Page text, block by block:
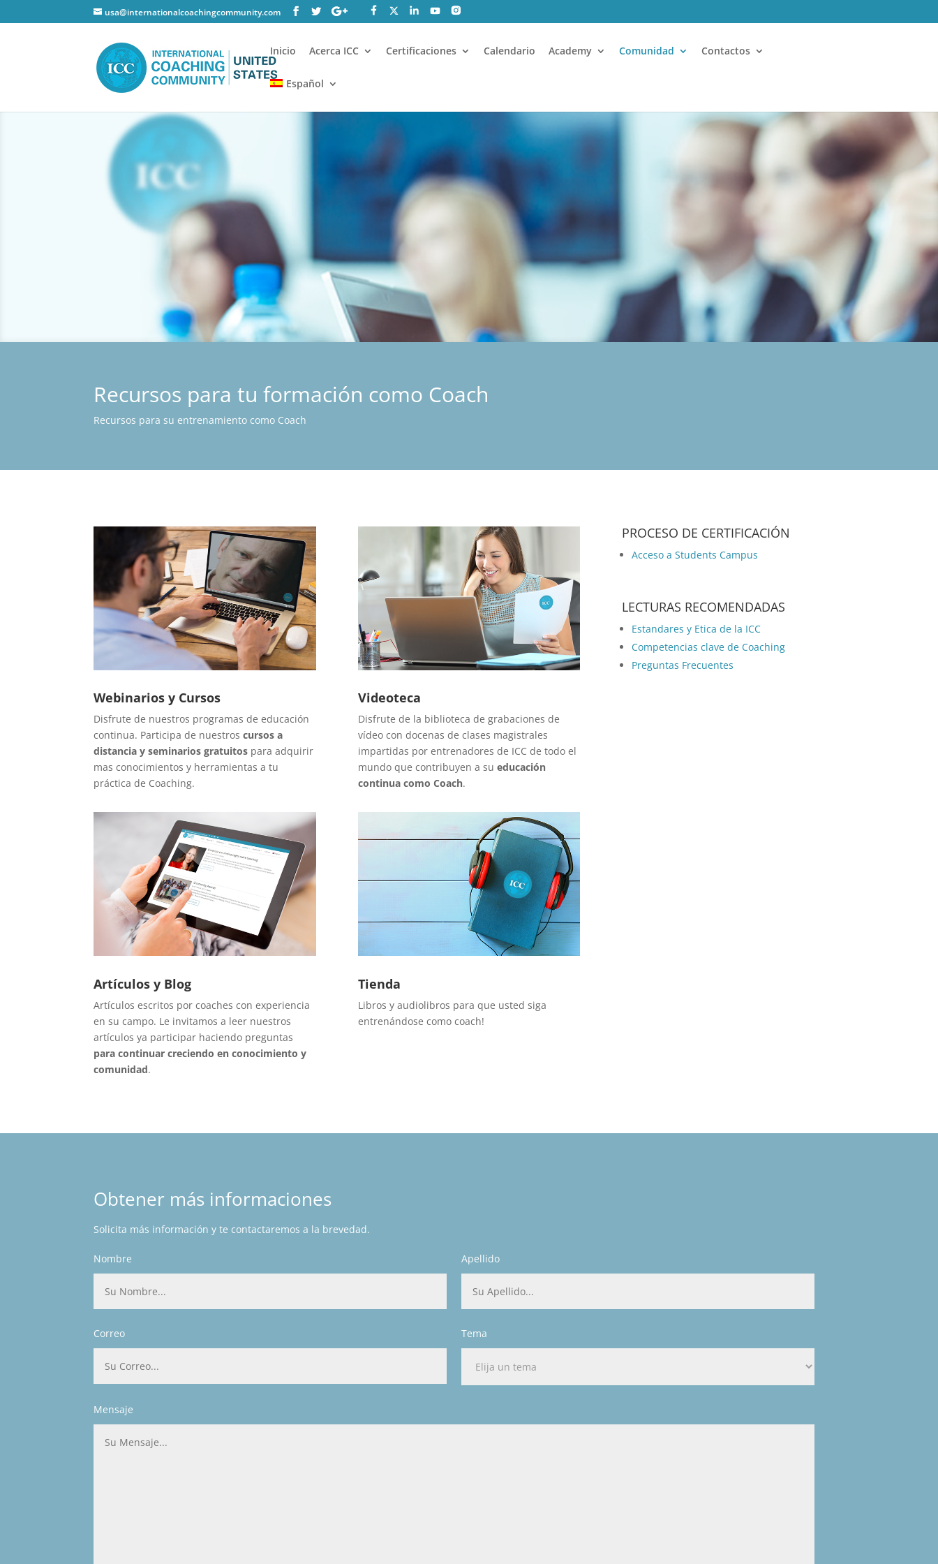
usa@internationalcoachingcommunity.com
Inicio Acerca ICC Certificaciones Calendario Academy Comunidad Contactos
Español
Recursos para tu formación como Coach
Recursos para su entrenamiento como Coach
Webinarios y Cursos
Disfrute de nuestros programas de educación
continua. Participa de nuestroscursos a
distancia y seminarios gratuitos para adquirir
mas conocimientos y herramientas a tu
práctica de Coaching.
Artículos y Blog
Artículos escritos por coaches con experiencia
en su campo. Le invitamos a leer nuestros
artículos ya participar haciendo preguntas
para continuar creciendo en conocimiento y
comunidad.
Videoteca
Disfrute de la biblioteca de grabaciones de
vídeo con docenas de clases magistrales
impartidas por entrenadores de ICC de todo el
mundo que contribuyen a su educación
continua como Coach.
Tienda
Libros y audiolibros para que usted siga
entrenándose como coach!
PROCESO DE CERTIFICACIÓN
Acceso a Students Campus
LECTURAS RECOMENDADAS
Estandares y Etica de la ICC
Competencias clave de Coaching
Preguntas Frecuentes
Obtener más informaciones
Solicita más información y te contactaremos a la brevedad.
Nombre Apellido
Correo Tema
Mensaje